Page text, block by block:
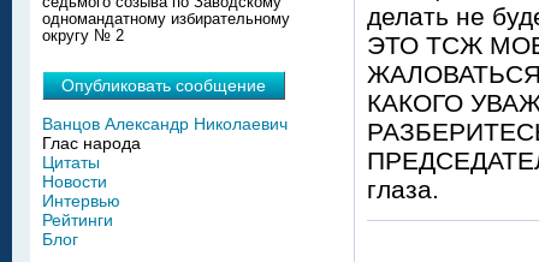
делать не
ЭТО ТСЖ
КАКОГО
глаза.
одномандатному избирательному
округу № 2
Опубликовать сообщение
Ванцов Александр Николаевич
Глас народа
Цитаты
Новости
Интервью
Рейтинги
Блог